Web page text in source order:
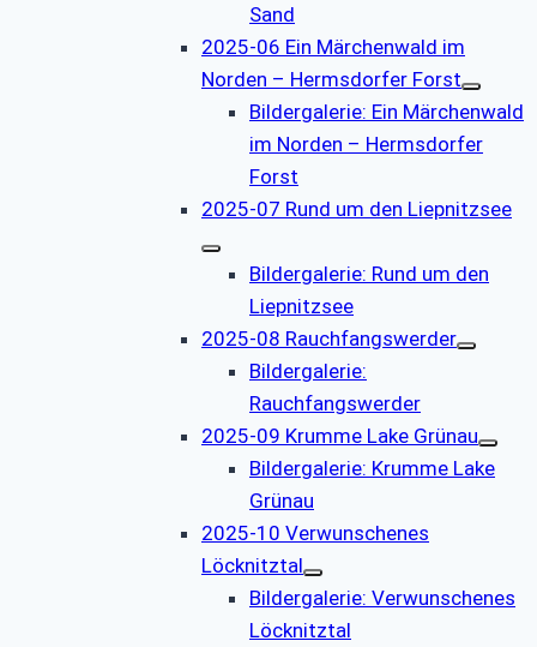
Sand
2025-06 Ein Märchenwald im
Norden – Hermsdorfer Forst
Bildergalerie: Ein Märchenwald
im Norden – Hermsdorfer
Forst
2025-07 Rund um den Liepnitzsee
Bildergalerie: Rund um den
Liepnitzsee
2025-08 Rauchfangswerder
Bildergalerie:
Rauchfangswerder
2025-09 Krumme Lake Grünau
Bildergalerie: Krumme Lake
Grünau
2025-10 Verwunschenes
Löcknitztal
Bildergalerie: Verwunschenes
Löcknitztal